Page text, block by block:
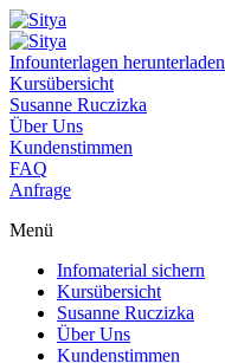
Infounterlagen herunterladen
Kursübersicht
Susanne Ruczizka
Über Uns
Kundenstimmen
FAQ
Anfrage
Menü
Infomaterial sichern
Kursübersicht
Susanne Ruczizka
Über Uns
Kundenstimmen